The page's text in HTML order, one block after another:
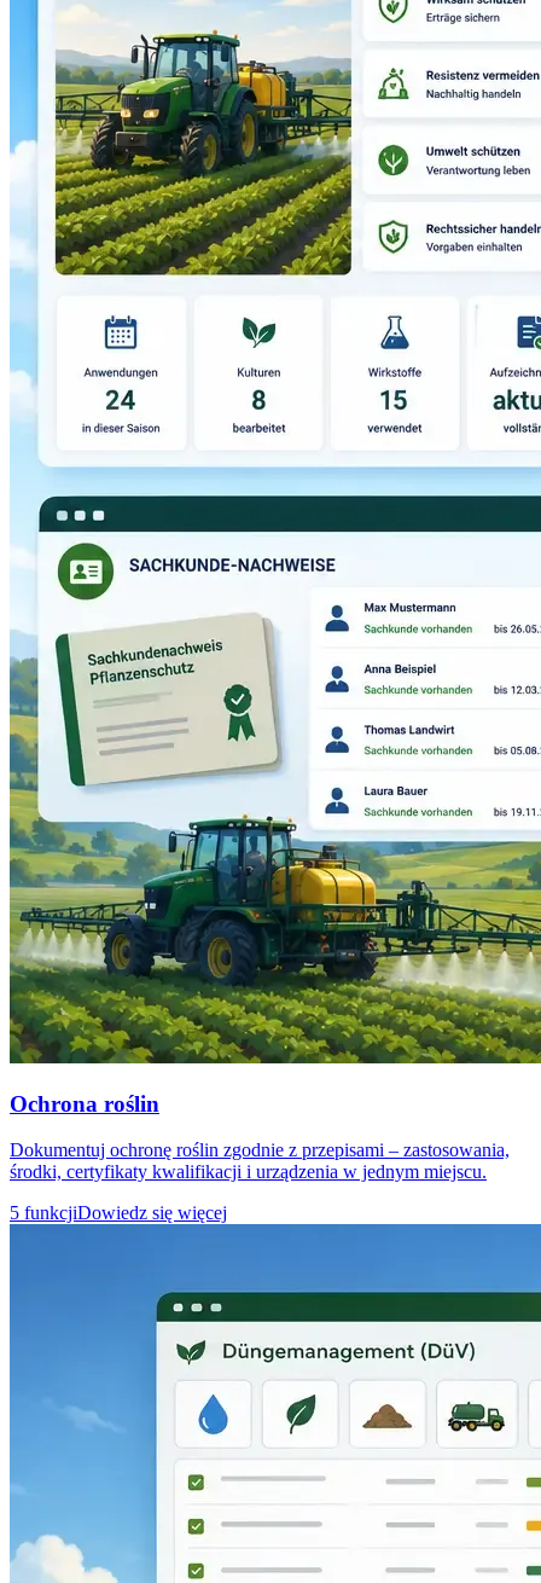
Ochrona roślin
Dokumentuj ochronę roślin zgodnie z przepisami – zastosowania,
środki, certyfikaty kwalifikacji i urządzenia w jednym miejscu.
5 funkcjiDowiedz się więcej